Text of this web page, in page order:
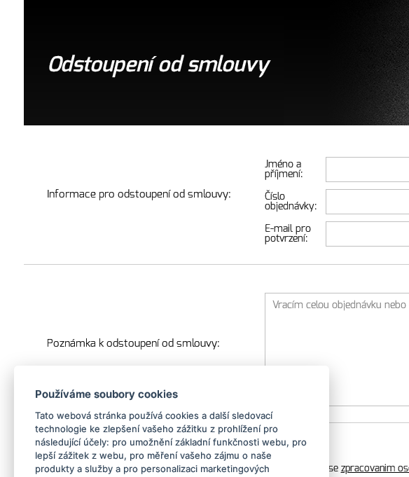
Používáme soubory cookies
Tato webová stránka používá cookies a další sledovací
technologie ke zlepšení vašeho zážitku z prohlížení pro
následující účely: pro umožnění základní funkčnosti webu, pro
lepší zážitek z webu, pro měření vašeho zájmu o naše
produkty a služby a pro personalizaci marketingových
Odstoupení od smlouvy
Informace pro odstoupení od smlouvy:
Jméno a
příjmení:
Číslo
objednávky:
E-mail pro
potvrzení:
Poznámka k odstoupení od smlouvy:
Souhlasy:
Souhlasim se zpracovanim